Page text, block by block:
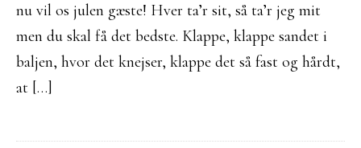
nu vil os julen gæste! Hver ta’r sit, så ta’r jeg mit
men du skal få det bedste. Klappe, klappe sandet i
baljen, hvor det knejser, klappe det så fast og hårdt,
at […]